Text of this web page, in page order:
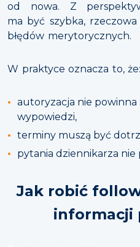
od nowa. Z
ma być szybka,
błędów merytorycznych.
W praktyce oznacza to, że:
autoryzacja nie powinna
wypowiedzi,
terminy muszą być
pytania dziennikarza nie
Jak robić
informacji